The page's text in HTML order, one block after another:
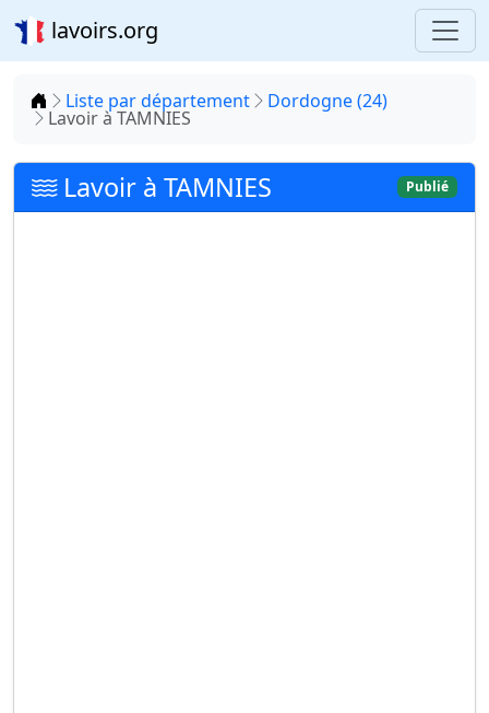
lavoirs.org
Accueil
Liste par département Dordogne (24)
Lavoir à TAMNIES
Lavoir à TAMNIES Publié